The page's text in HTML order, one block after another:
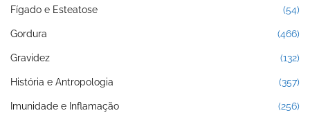
Fígado e Esteatose (54)
Gordura (466)
Gravidez (132)
História e Antropologia (357)
Imunidade e Inflamação (256)